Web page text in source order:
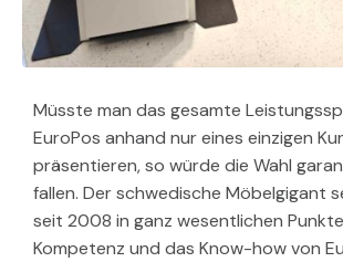
Müsste man das gesamte
EuroPos anhand nur eines einzigen
präsentieren, so würde die Wahl
fallen. Der schwedische Möbelgigant
seit 2008 in ganz wesentlichen
Kompetenz und das Know-how von